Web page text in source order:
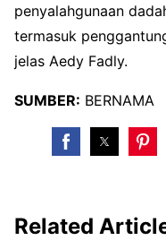
penyalahgunaan
termasuk
jelas Aedy Fadly.
SUMBER: BERNAMA
Related